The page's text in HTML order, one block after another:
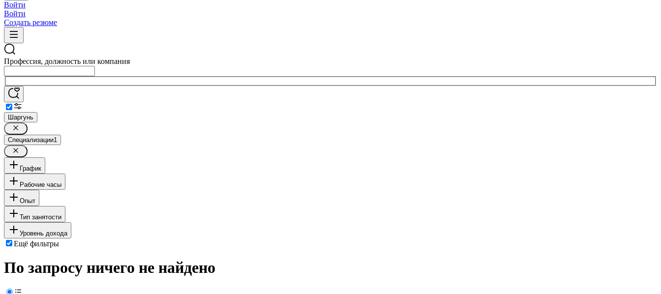
Войти
Войти
Создать резюме
Профессия, должность или компания
Шаргунь
Специализации1
График
Рабочие часы
Опыт
Тип занятости
Уровень дохода
Ещё фильтры
По запросу ничего не найдено